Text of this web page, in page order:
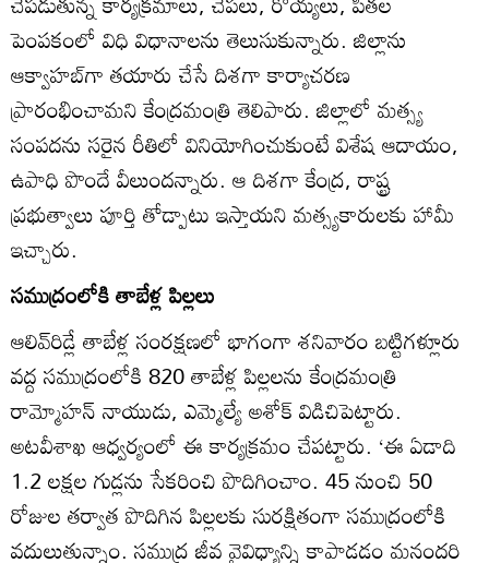
పెంపకంలో విధి విధానాలను తెలుసుకున్నారు. జిల్లాను
ఆక్వాహబ్‌గా తయారు చేసే దిశగా కార్యాచరణ
ప్రారంభించామని కేంద్రమంత్రి తెలిపారు. జిల్లాలో మత్స్య
సంపదను సరైన రీతిలో వినియోగించుకుంటే విశేష ఆదాయం,
ఉపాధి పొందే వీలుందన్నారు. ఆ దిశగా కేంద్ర, రాష్ట్ర
ప్రభుత్వాలు పూర్తి తోడ్పాటు ఇస్తాయని మత్స్యకారులకు హామీ
ఇచ్చారు.
సముద్రంలోకి తాబేళ్ల పిల్లలు
ఆలివ్‌రిడ్లే తాబేళ్ల సంరక్షణలో భాగంగా శనివారం బట్టిగళ్లూరు
వద్ద సముద్రంలోకి 820 తాబేళ్ల పిల్లలను కేంద్రమంత్రి
రామ్మోహన్‌ నాయుడు, ఎమ్మెల్యే అశోక్‌ విడిచిపెట్టారు.
అటవీశాఖ ఆధ్వర్యంలో ఈ కార్యక్రమం చేపట్టారు. ‘ఈ ఏడాది
1.2 లక్షల గుడ్లను సేకరించి పొదిగించాం. 45 నుంచి 50
రోజుల తర్వాత పొదిగిన పిల్లలకు సురక్షితంగా సముద్రంలోకి
వదులుతున్నాం. సముద్ర జీవ వైవిధ్యాన్ని కాపాడడం మనందరి